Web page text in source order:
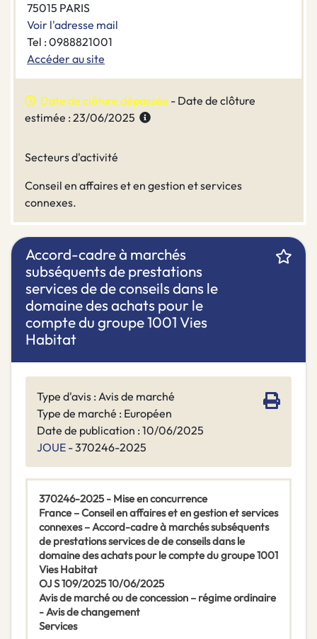
75015 PARIS
Voir l'adresse mail
Tel : 0988821001
Accéder au site
Date de clôture dépassée - Date de clôture
estimée : 23/06/2025
Secteurs d'activité
Conseil en affaires et en gestion et services
connexes.
Accord-cadre à marchés
subséquents de prestations
services de de conseils dans le
domaine des achats pour le
compte du groupe 1001 Vies
Habitat
Type d'avis : Avis de marché
Type de marché : Européen
Date de publication : 10/06/2025
JOUE - 370246-2025
370246-2025 - Mise en concurrence
France – Conseil en affaires et en gestion et services
connexes – Accord-cadre à marchés subséquents
de prestations services de de conseils dans le
domaine des achats pour le compte du groupe 1001
Vies Habitat
OJ S 109/2025 10/06/2025
Avis de marché ou de concession – régime ordinaire
- Avis de changement
Services